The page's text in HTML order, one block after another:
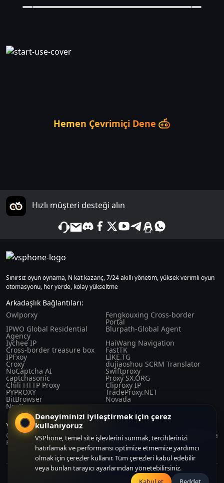
Hemen Çevrimiçi Dene
Deneyiminizi iyileştirmek için çerez
kullanıyoruz
VSPhone, temel site işlevlerini sunmak, tercihlerinizi
hatırlamak ve performansı optimize etmemize yardımcı
olmak için çerezler kullanır. Tüm çerezleri kabul edebilir
veya bunları tarayıcı ayarlarından yönetebilirsiniz.
Hızlı müşteri desteği alın
Sınırsız oyun oynama, N kat kazanç, 7/24 akıllı yönetim, yüksek verimli oyun
otomasyonu, her yerde, kolay yükseltme
Arkadaşlık Bağlantıları:
Owlporxy
Fengkouxing Cross-border
Portal
IPWO Global Residential
Agency
Blurpath-Global Agent
Iychee IP
HaiWang Navigation
Cross-border treasure box FastTK
IPFxoy LIKE.TG
Croxy dujiaoshou SCRM Translator
NoCaptcha AI Swiftproxy
captchasonic Proxy SX.ORG
Chili HTTP Proxy Cliproxy IP
PYPROXY TradeProxy.NET
BitBrowser Novada
NovProxy
Yasalar ve düzenlemeler
Gizlilik
Politikası
Satın Alma
Sözleşmesi
Kullanıcı
Sözleşmesi
Hakkımızda
Copyright© 2024-2026 CLOUDFORGE SOLUTIONS PTE.LTD. All right